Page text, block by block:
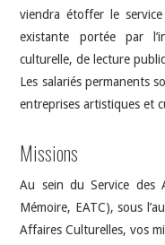
viendra étoffer le
existante portée par
culturelle, de lecture
Les salariés permanents
entreprises artistiques et
Missions
Au sein du Service des
Mémoire, EATC), sous
Affaires Culturelles, vos